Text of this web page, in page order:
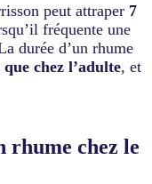
peut attraper 7
fréquente une
durée d’un rhume
chez l’adulte, et
rhume chez le